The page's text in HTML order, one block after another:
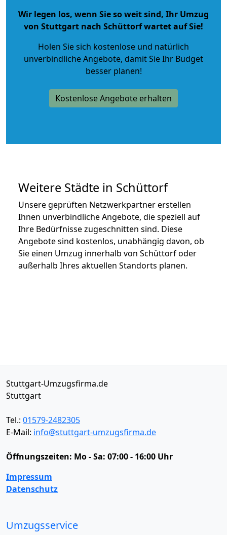
Wir legen los, wenn Sie so weit sind, Ihr Umzug
von Stuttgart nach Schüttorf wartet auf Sie!
Holen Sie sich kostenlose und natürlich
unverbindliche Angebote, damit Sie Ihr Budget
besser planen!
Kostenlose Angebote erhalten
Weitere Städte in Schüttorf
Unsere geprüften Netzwerkpartner erstellen
Ihnen unverbindliche Angebote, die speziell auf
Ihre Bedürfnisse zugeschnitten sind. Diese
Angebote sind kostenlos, unabhängig davon, ob
Sie einen Umzug innerhalb von Schüttorf oder
außerhalb Ihres aktuellen Standorts planen.
Stuttgart-Umzugsfirma.de
Stuttgart
Tel.: 01579-2482305
E-Mail: info@stuttgart-umzugsfirma.de
Öffnungszeiten: Mo - Sa: 07:00 - 16:00 Uhr
Impressum
Datenschutz
Umzugsservice